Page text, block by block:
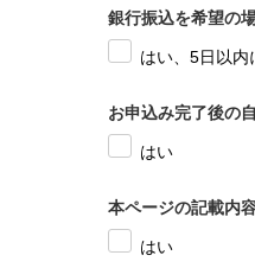
銀行振込を希望の
はい、5日以内
お申込み完了後の
はい
本ページの記載内
はい